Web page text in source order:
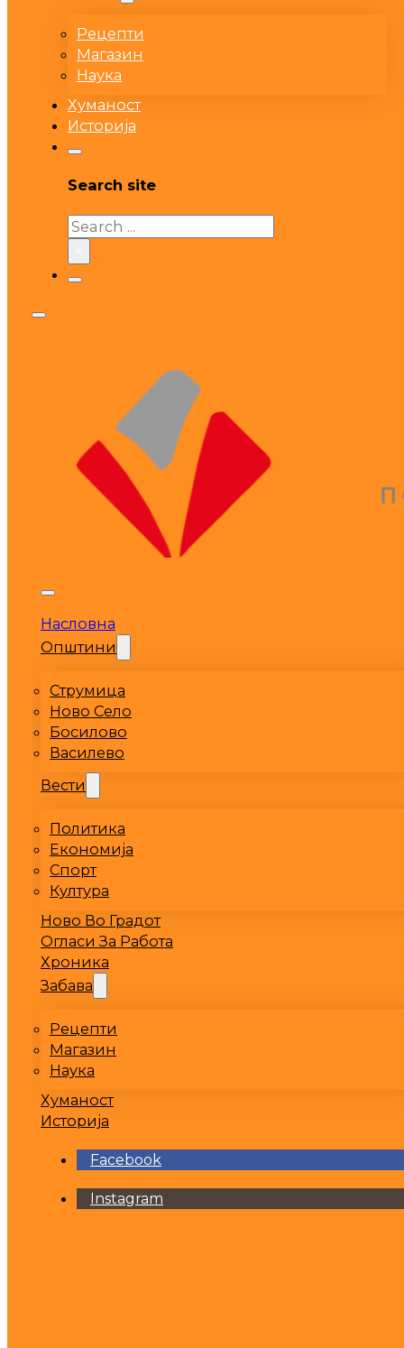
Рецепти
Магазин
Наука
Хуманост
Историја
Search site
Search
Насловна
Општини
Струмица
Ново Село
Босилово
Василево
Вести
Политика
Економија
Спорт
Култура
Ново Во Градот
Огласи За Работа
Хроника
Забава
Рецепти
Магазин
Наука
Хуманост
Историја
Facebook
Instagram